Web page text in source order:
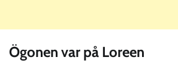
Ögonen var på Loreen